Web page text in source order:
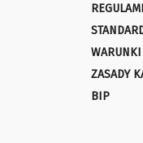
ZASADY
BIP